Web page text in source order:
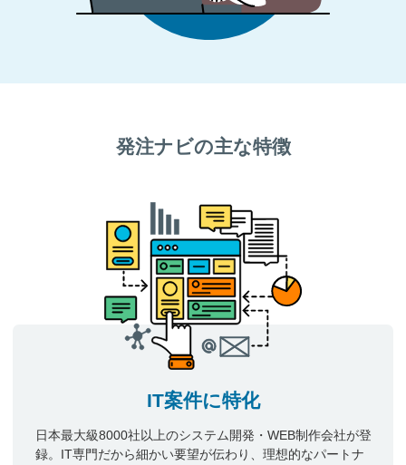
発注ナビの主な特徴
IT案件に特化
日本最大級8000社以上のシステム開発・WEB制作会社が登
録。IT専門だから細かい要望が伝わり、理想的なパートナ